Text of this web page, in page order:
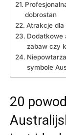
dobrostan
Atrakcje dla
Dodatkowe
zabaw czy
symbole
20